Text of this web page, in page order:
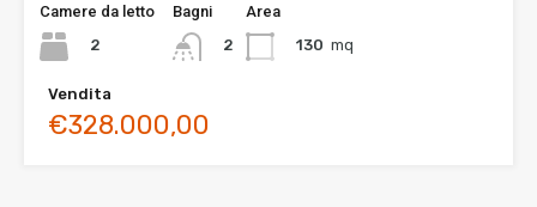
Camere da letto
2
Bagni
2
Area
130 mq
Vendita
€328.000,00